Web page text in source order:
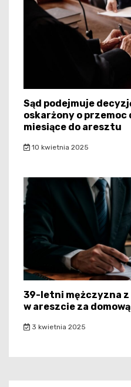
Sąd podejmuje
oskarżony o
miesiące do aresztu
10 kwietnia 2025
39-letni mężczyzna z
w areszcie za
3 kwietnia 2025